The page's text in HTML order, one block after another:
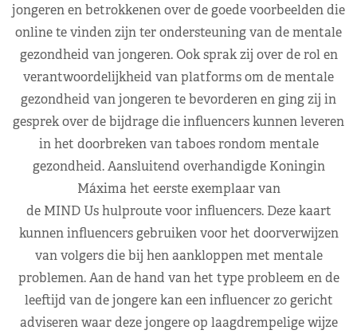
jongeren en betrokkenen over de goede voorbeelden die
online te vinden zijn ter ondersteuning van de mentale
gezondheid van jongeren. Ook sprak zij over de rol en
verantwoordelijkheid van platforms om de mentale
gezondheid van jongeren te bevorderen en ging zij in
gesprek over de bijdrage die influencers kunnen leveren
in het doorbreken van taboes rondom mentale
gezondheid. Aansluitend overhandigde Koningin
Máxima het eerste exemplaar van
de MIND Us hulproute voor influencers. Deze kaart
kunnen influencers gebruiken voor het doorverwijzen
van volgers die bij hen aankloppen met mentale
problemen. Aan de hand van het type probleem en de
leeftijd van de jongere kan een influencer zo gericht
adviseren waar deze jongere op laagdrempelige wijze